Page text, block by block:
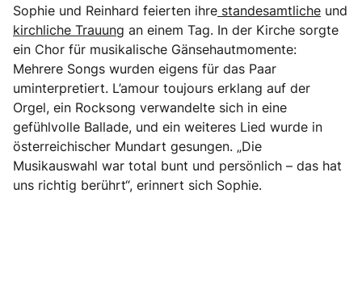
Sophie und Reinhard feierten ihre standesamtliche und
kirchliche Trauung an einem Tag. In der Kirche sorgte
ein Chor für musikalische Gänsehautmomente:
Mehrere Songs wurden eigens für das Paar
uminterpretiert. L’amour toujours erklang auf der
Orgel, ein Rocksong verwandelte sich in eine
gefühlvolle Ballade, und ein weiteres Lied wurde in
österreichischer Mundart gesungen. „Die
Musikauswahl war total bunt und persönlich – das hat
uns richtig berührt“, erinnert sich Sophie.